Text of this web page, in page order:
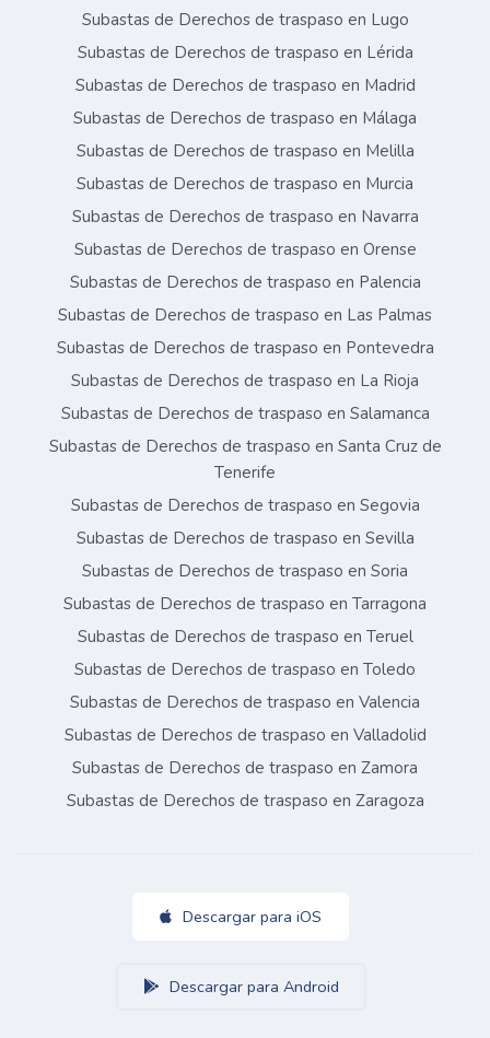
Subastas de Derechos de traspaso en Lugo
Subastas de Derechos de traspaso en Lérida
Subastas de Derechos de traspaso en Madrid
Subastas de Derechos de traspaso en Málaga
Subastas de Derechos de traspaso en Melilla
Subastas de Derechos de traspaso en Murcia
Subastas de Derechos de traspaso en Navarra
Subastas de Derechos de traspaso en Orense
Subastas de Derechos de traspaso en Palencia
Subastas de Derechos de traspaso en Las Palmas
Subastas de Derechos de traspaso en Pontevedra
Subastas de Derechos de traspaso en La Rioja
Subastas de Derechos de traspaso en Salamanca
Subastas de Derechos de traspaso en Santa Cruz de
Tenerife
Subastas de Derechos de traspaso en Segovia
Subastas de Derechos de traspaso en Sevilla
Subastas de Derechos de traspaso en Soria
Subastas de Derechos de traspaso en Tarragona
Subastas de Derechos de traspaso en Teruel
Subastas de Derechos de traspaso en Toledo
Subastas de Derechos de traspaso en Valencia
Subastas de Derechos de traspaso en Valladolid
Subastas de Derechos de traspaso en Zamora
Subastas de Derechos de traspaso en Zaragoza
Descargar para iOS
Descargar para Android